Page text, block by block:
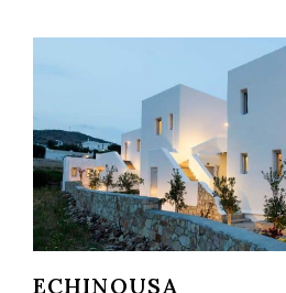
ECHINOUSA